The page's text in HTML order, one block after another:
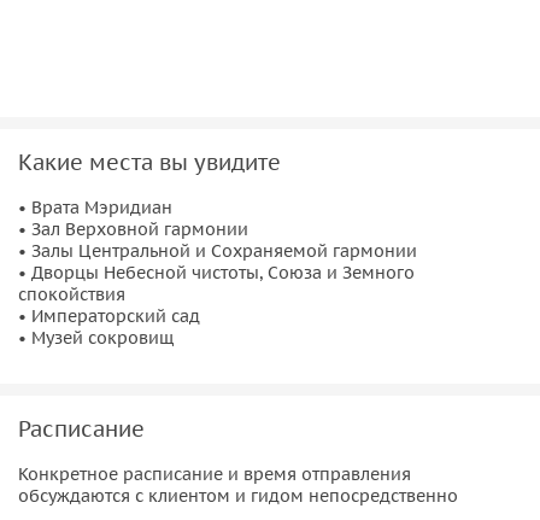
Какие места вы увидите
• Врата Мэридиан
• Зал Верховной гармонии
• Залы Центральной и Сохраняемой гармонии
• Дворцы Небесной чистоты, Союза и Земного
спокойствия
• Императорский сад
• Музей сокровищ
Расписание
Конкретное расписание и время отправления
обсуждаются с клиентом и гидом непосредственно